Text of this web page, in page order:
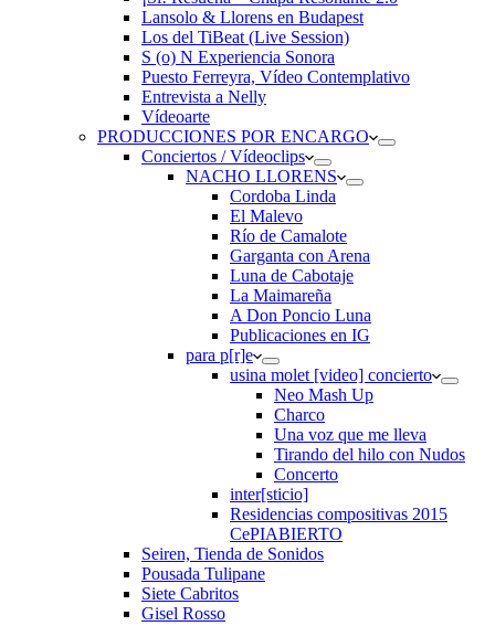
Lansolo & Llorens en Budapest
Los del TiBeat (Live Session)
S (o) N Experiencia Sonora
Puesto Ferreyra, Vídeo Contemplativo
Entrevista a Nelly
Vídeoarte
PRODUCCIONES POR ENCARGO
Conciertos / Vídeoclips
NACHO LLORENS
Cordoba Linda
El Malevo
Río de Camalote
Garganta con Arena
Luna de Cabotaje
La Maimareña
A Don Poncio Luna
Publicaciones en IG
para p[r]e
usina molet [video] concierto
Neo Mash Up
Charco
Una voz que me lleva
Tirando del hilo con Nudos
Concerto
inter[sticio]
Residencias compositivas 2015
CePIABIERTO
Seiren, Tienda de Sonidos
Pousada Tulipane
Siete Cabritos
Gisel Rosso